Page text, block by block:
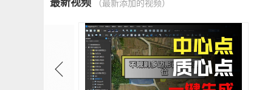
最新视频 （最新添加的视频）